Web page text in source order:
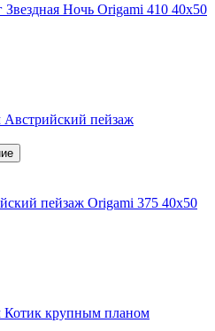
Ночь Origami 410 40x50
пейзаж Origami 375 40x50